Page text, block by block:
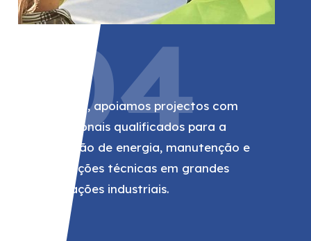
04
Na RWE, apoiamos projectos com
profissionais qualificados para a
produção de energia, manutenção e
instalações técnicas em grandes
instalações industriais.